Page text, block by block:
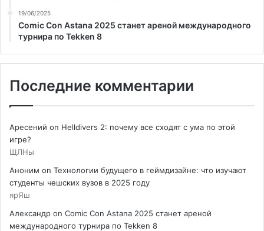
19/06/2025
Comic Con Astana 2025 станет ареной международного
турнира по Tekken 8
Последние комментарии
Аресений on Helldivers 2: почему все сходят с ума по этой
игре?
ЩЛНы
Аноним on Технологии будущего в геймдизайне: что изучают
студенты чешских вузов в 2025 году
ярЯш
Александр on Comic Con Astana 2025 станет ареной
международного турнира по Tekken 8